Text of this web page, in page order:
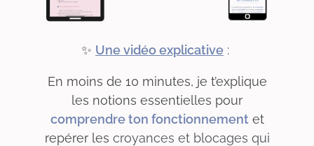
✨ Une vidéo explicative :
En moins de 10 minutes, je t’explique
les notions essentielles pour
comprendre ton fonctionnementet
repérer les croyances et blocages qui